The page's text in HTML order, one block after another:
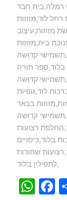
רמלה,בית חבד
לוד,מזוזות
מזוזות,עיצוב
בית,מזוזות
קדושה
תורה
קדושה
לוד,גופיות
בבאר
קדושה
רצועות
בלוד,כיסויים
שחורות
לתפילין בלוד,